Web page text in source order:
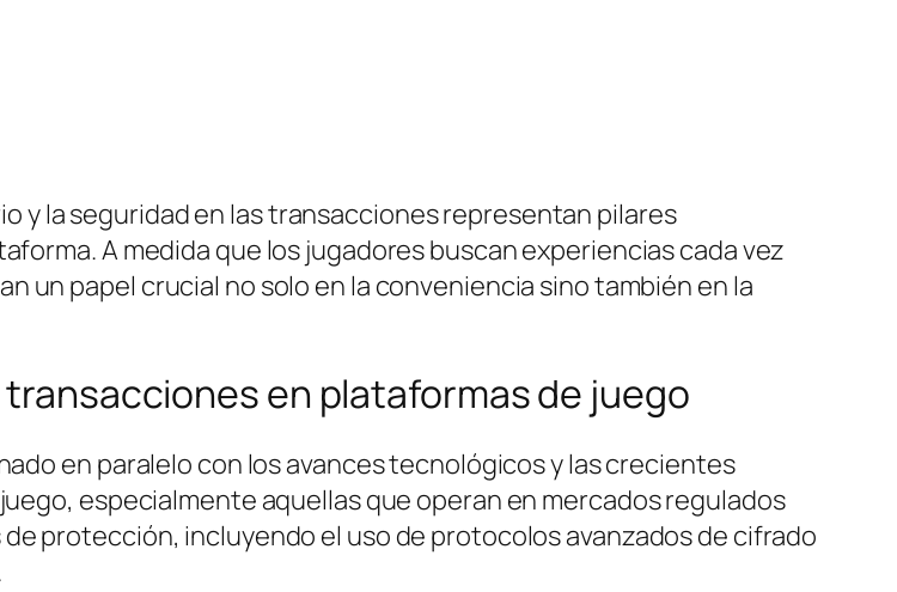
y la seguridad en las transacciones representan pilares
A medida que los jugadores buscan experiencias cada vez
un papel crucial no solo en la conveniencia sino también en la
en plataformas de juego
en paralelo con los avances tecnológicos y las crecientes
especialmente aquellas que operan en mercados regulados
protección, incluyendo el uso de protocolos avanzados de cifrado